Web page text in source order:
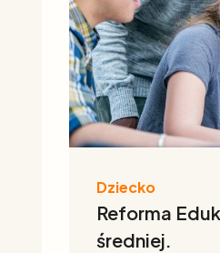
Dziecko
Reforma
średniej.